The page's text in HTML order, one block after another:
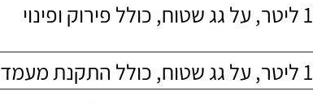
התקנת דוד שמש, 120 ליטר, על גג שטוח, כולל פירוק ופינוי